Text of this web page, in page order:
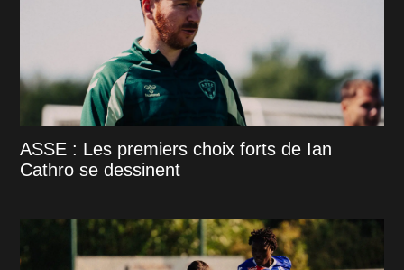
ASSE : Les premiers choix forts de Ian
Cathro se dessinent